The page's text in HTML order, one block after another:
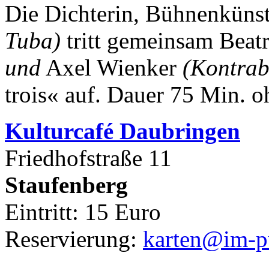
Die Dichterin,
Tuba) tritt gemeinsam
und Axel Wienker
trois« auf. Dauer 75 Min.
Kulturcafé Daubringen
Friedhofstraße 11
Staufenberg
Eintritt: 15 Euro
Reservierung: karten@im-